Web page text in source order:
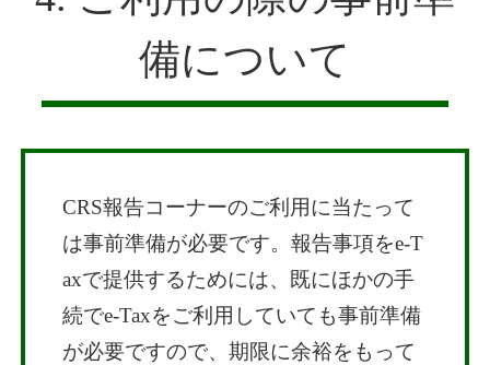
備について
CRS報告コーナーのご利用に当たって
は事前準備が必要です。報告事項をe-T
axで提供するためには、既にほかの手
続でe-Taxをご利用していても事前準備
が必要ですので、期限に余裕をもって